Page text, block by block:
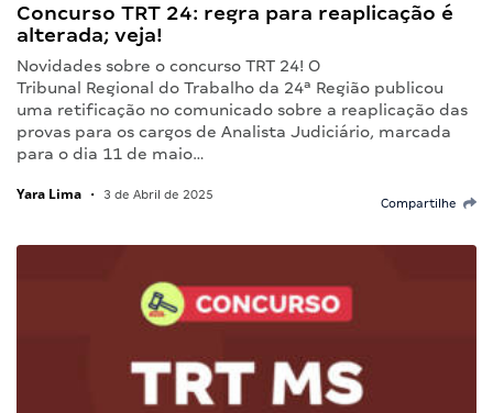
Concurso TRT 24: regra para reaplicação é
alterada; veja!
Novidades sobre o concurso TRT 24! O
Tribunal Regional do Trabalho da 24ª Região publicou
uma retificação no comunicado sobre a reaplicação das
provas para os cargos de Analista Judiciário, marcada
para o dia 11 de maio…
Yara Lima • 3 de Abril de 2025
Compartilhe